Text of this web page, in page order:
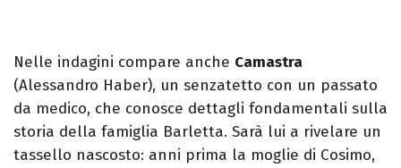
Nelle indagini compare anche Camastra
(Alessandro Haber), un senzatetto con un passato
da medico, che conosce dettagli fondamentali sulla
storia della famiglia Barletta. Sarà lui a rivelare un
tassello nascosto: anni prima la moglie di Cosimo,